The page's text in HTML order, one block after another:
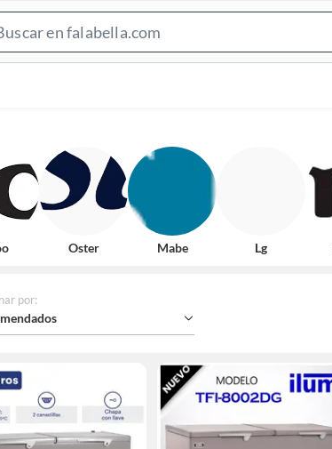
Bar
Oster Mabe Lg
por: